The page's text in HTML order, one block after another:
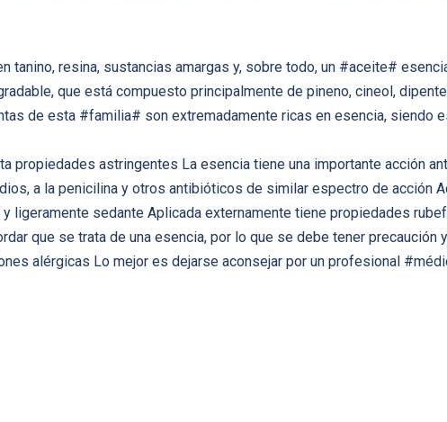
tanino, resina, sustancias amargas y, sobre todo, un #aceite#
que está compuesto principalmente de pineno, cineol,
de esta #familia# son extremadamente ricas en esencia, siendo
propiedades astringentes La esencia tiene una importante acción
a la penicilina y otros antibióticos de similar espectro de acción
ligeramente sedante Aplicada externamente tiene propiedades
que se trata de una esencia, por lo que se debe tener precaución
alérgicas Lo mejor es dejarse aconsejar por un profesional